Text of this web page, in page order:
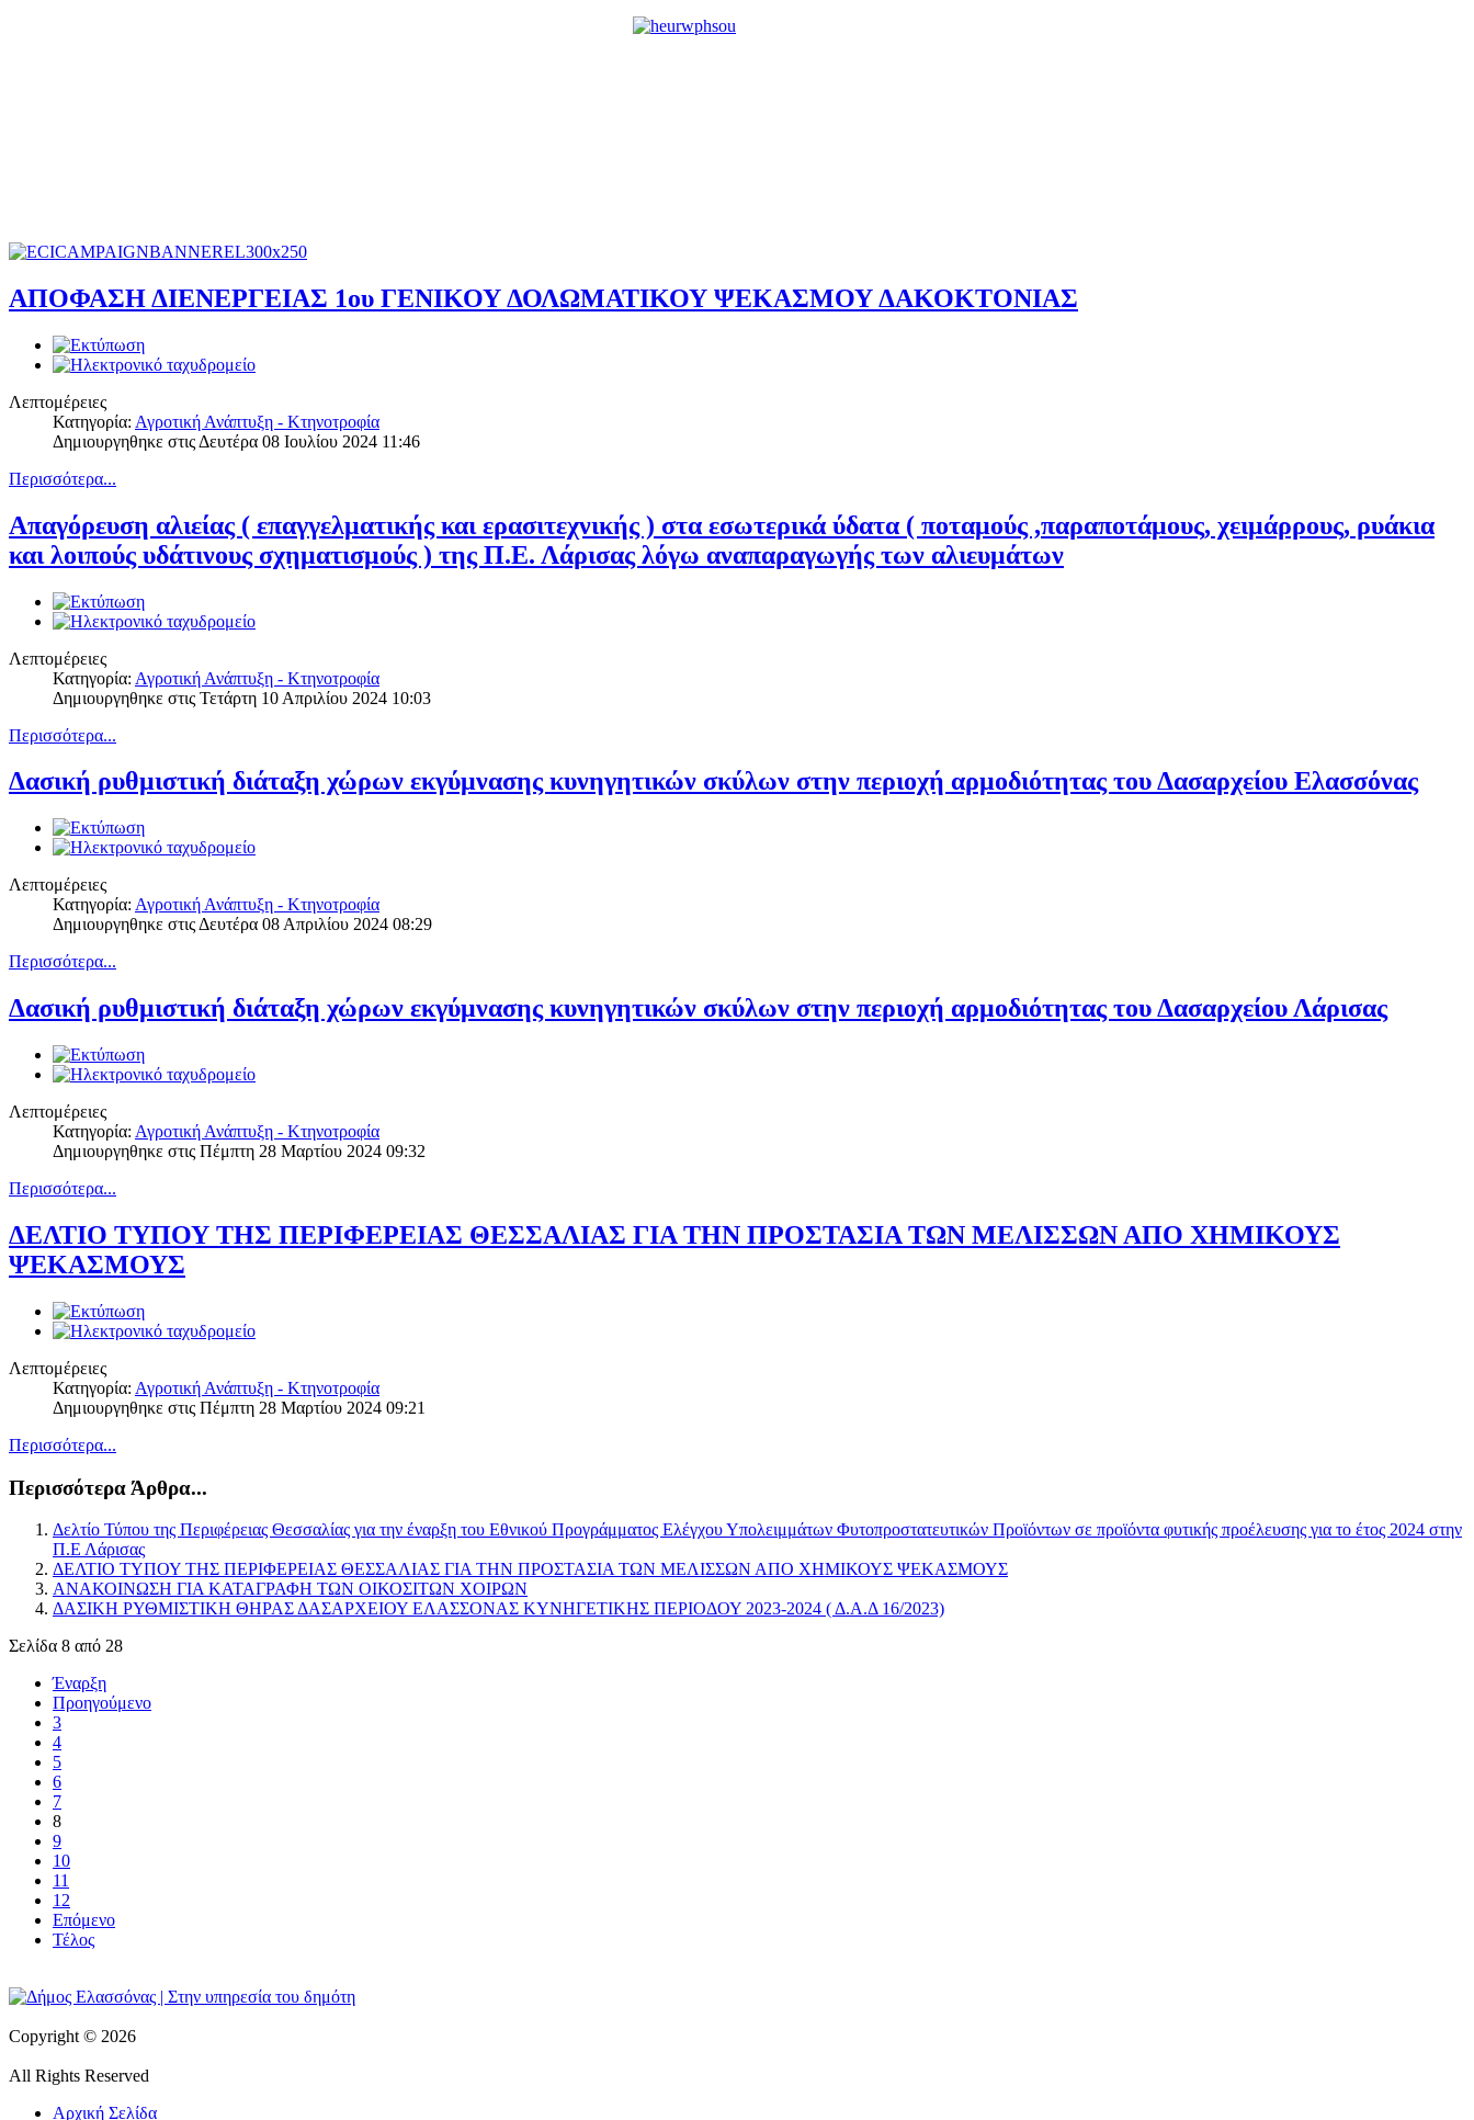
ΑΠΟΦΑΣΗ ΔΙΕΝΕΡΓΕΙΑΣ 1ου ΓΕΝΙΚΟΥ ΔΟΛΩΜΑΤΙΚΟΥ ΨΕΚΑΣΜΟΥ ΔΑΚΟΚΤΟΝΙΑΣ
Λεπτομέρειες
Κατηγορία: Αγροτική Ανάπτυξη - Κτηνοτροφία
Δημιουργηθηκε στις Δευτέρα 08 Ιουλίου 2024 11:46
Περισσότερα...
Απαγόρευση αλιείας ( επαγγελματικής και ερασιτεχνικής ) στα εσωτερικά ύδατα ( ποταμούς ,παραποτάμους, χειμάρρους, ρυάκια
και λοιπούς υδάτινους σχηματισμούς ) της Π.Ε. Λάρισας λόγω αναπαραγωγής των αλιευμάτων
Λεπτομέρειες
Κατηγορία: Αγροτική Ανάπτυξη - Κτηνοτροφία
Δημιουργηθηκε στις Τετάρτη 10 Απριλίου 2024 10:03
Περισσότερα...
Δασική ρυθμιστική διάταξη χώρων εκγύμνασης κυνηγητικών σκύλων στην περιοχή αρμοδιότητας του Δασαρχείου Ελασσόνας
Λεπτομέρειες
Κατηγορία: Αγροτική Ανάπτυξη - Κτηνοτροφία
Δημιουργηθηκε στις Δευτέρα 08 Απριλίου 2024 08:29
Περισσότερα...
Δασική ρυθμιστική διάταξη χώρων εκγύμνασης κυνηγητικών σκύλων στην περιοχή αρμοδιότητας του Δασαρχείου Λάρισας
Λεπτομέρειες
Κατηγορία: Αγροτική Ανάπτυξη - Κτηνοτροφία
Δημιουργηθηκε στις Πέμπτη 28 Μαρτίου 2024 09:32
Περισσότερα...
ΔΕΛΤΙΟ ΤΥΠΟΥ ΤΗΣ ΠΕΡΙΦΕΡΕΙΑΣ ΘΕΣΣΑΛΙΑΣ ΓΙΑ ΤΗΝ ΠΡΟΣΤΑΣΙΑ ΤΩΝ ΜΕΛΙΣΣΩΝ ΑΠΟ ΧΗΜΙΚΟΥΣ
ΨΕΚΑΣΜΟΥΣ
Λεπτομέρειες
Κατηγορία: Αγροτική Ανάπτυξη - Κτηνοτροφία
Δημιουργηθηκε στις Πέμπτη 28 Μαρτίου 2024 09:21
Περισσότερα...
Περισσότερα Άρθρα...
Δελτίο Τύπου της Περιφέρειας Θεσσαλίας για την έναρξη του Εθνικού Προγράμματος Ελέγχου Υπολειμμάτων Φυτοπροστατευτικών Προϊόντων σε προϊόντα φυτικής προέλευσης για το έτος 2024 στην
Π.Ε Λάρισας
ΔΕΛΤΙΟ ΤΥΠΟΥ ΤΗΣ ΠΕΡΙΦΕΡΕΙΑΣ ΘΕΣΣΑΛΙΑΣ ΓΙΑ ΤΗΝ ΠΡΟΣΤΑΣΙΑ ΤΩΝ ΜΕΛΙΣΣΩΝ ΑΠΟ ΧΗΜΙΚΟΥΣ ΨΕΚΑΣΜΟΥΣ
ΑΝΑΚΟΙΝΩΣΗ ΓΙΑ ΚΑΤΑΓΡΑΦΗ ΤΩΝ ΟΙΚΟΣΙΤΩΝ ΧΟΙΡΩΝ
ΔΑΣΙΚΗ ΡΥΘΜΙΣΤΙΚΗ ΘΗΡΑΣ ΔΑΣΑΡΧΕΙΟΥ ΕΛΑΣΣΟΝΑΣ ΚΥΝΗΓΕΤΙΚΗΣ ΠΕΡΙΟΔΟΥ 2023-2024 ( Δ.Α.Δ 16/2023)
Σελίδα 8 από 28
Έναρξη
Προηγούμενο
3
4
5
6
7
8
9
10
11
12
Επόμενο
Τέλος
Copyright © 2026
All Rights Reserved
Αρχική Σελίδα